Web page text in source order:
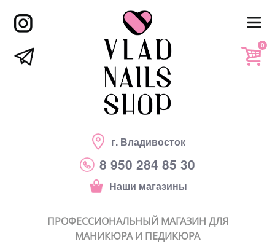
г. Владивосток
8 950 284 85 30
Наши магазины
0
ПРОФЕССИОНАЛЬНЫЙ МАГАЗИН ДЛЯ
МАНИКЮРА И ПЕДИКЮРА